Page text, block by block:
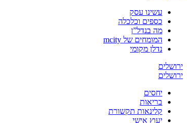
עשינו עסק
כספים וכלכלה
מה בנדל”ן
המומחים של mcity
נדלן מקומי
ירושלים
ירושלים
יחסים
בריאות
קלינאות תקשורת
יעוץ אישי